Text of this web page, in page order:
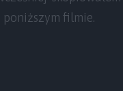
poniższym filmie.